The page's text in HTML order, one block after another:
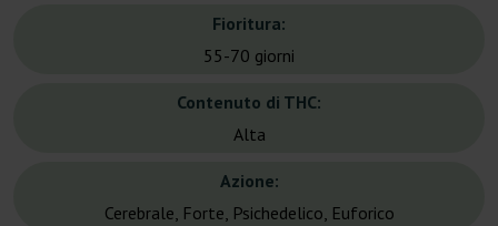
Fioritura:
55-70 giorni
Contenuto di THC:
Alta
Azione:
Cerebrale, Forte, Psichedelico, Euforico